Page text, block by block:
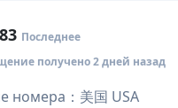
Последнее
получено 2 дней назад
номера：美国 USA